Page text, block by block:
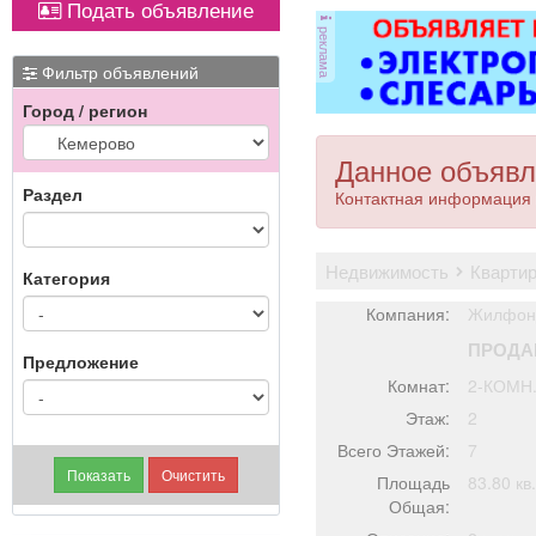
ковер»).
ОХРАННИКИ 5 разряда,
з/п от 33000 руб. 6
разряда, з/п от 37000
руб. официальное
трудоустройство
полный соц. пакет ООО
ЧОП «Интерлок-Н»
Подать объявление
Фильтр объявлений
Город / регион
Раздел
Категория
Предложение
реклама
Данное
Контактная информация
недвижимость
Компания:
Комнат:
2-КОМН.
Этаж:
2
Всего Этажей:
7
Площадь
Общая:
83.80